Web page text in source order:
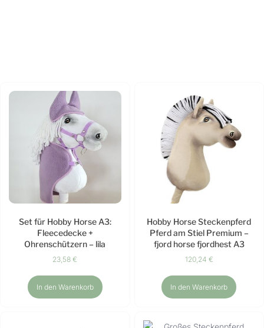
Set für Hobby Horse A3:
Fleecedecke +
Ohrenschützern – lila
23,58€
In den Warenkorb
Hobby Horse Steckenpferd
Pferd am Stiel Premium –
fjord horse fjordhest A3
120,24 €
In den Warenkorb